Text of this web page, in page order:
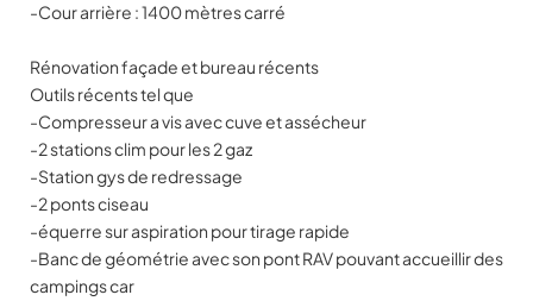
-Cour arrière : 1400 mètres carré
Rénovation façade et bureau récents
Outils récents tel que
-Compresseur a vis avec cuve et assécheur
-2 stations clim pour les 2 gaz
-Station gys de redressage
-2 ponts ciseau
-équerre sur aspiration pour tirage rapide
-Banc de géométrie avec son pont RAV pouvant accueillir des
campings car